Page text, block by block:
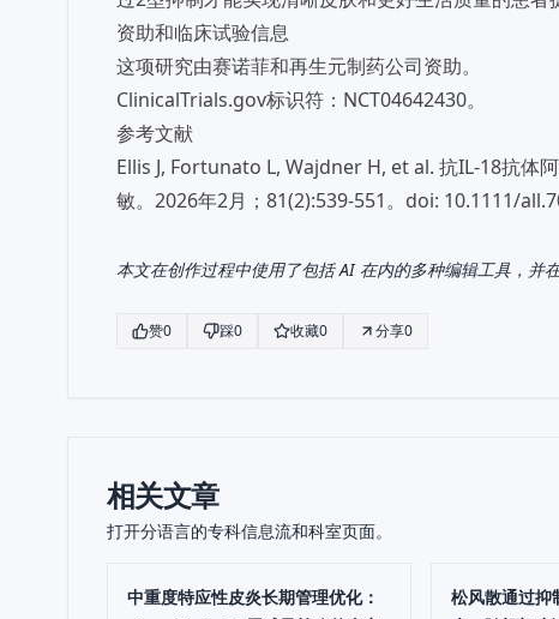
资助和临床试验信息
这项研究由赛诺菲和再生元制药公司资助。
ClinicalTrials.gov标识符：NCT04642430。
参考文献
Ellis J, Fortunato L, Wajdner H, et al. 抗IL-18抗体
敏。2026年2月；81(2):539-551。doi: 10.1111/
本文在创作过程中使用了包括 AI 在内的多种编辑工具，并
赞0 踩0 收藏0 分享0
相关文章
打开分语言的专科信息流和科室页面。
中重度特应性皮炎长期管理优化：
松风散通过抑